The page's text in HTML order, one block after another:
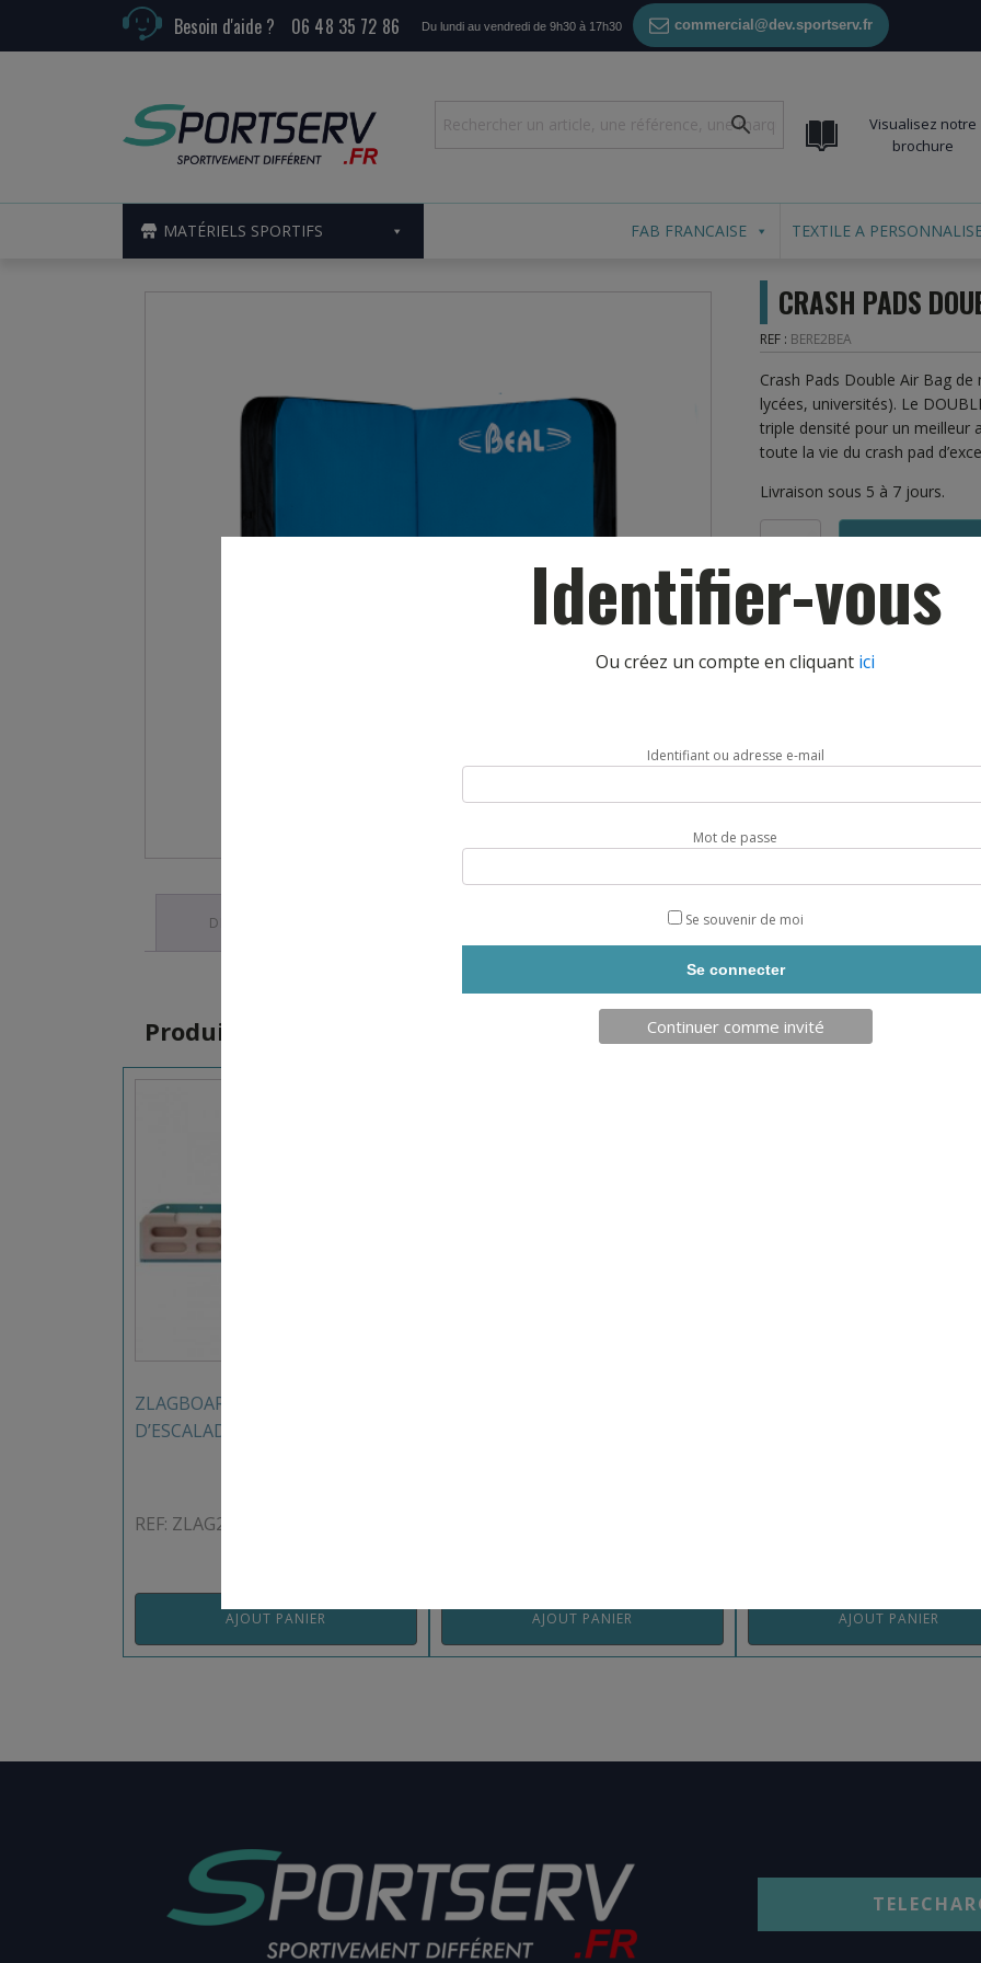
Besoin d'aide ? 06 48 35 72 86 Du lundi au vendredi de 9h30 à 17h30 commercial@dev.sportserv.fr
Visualisez notre
brochure
MATÉRIELS SPORTIFS FAB FRANCAISE TEXTILE A
CRASH PADS
REF : BERE2BEA
Crash Pads Double Air Bag
lycées, universités). Le
triple densité pour un meilleur
toute la vie du crash pad
Livraison sous 5 à 7 jours.
quantité
CRASH
PADS
DOUBLE
BAG
DESCRIPTION
Produits similaires
ZLAGBOARD PRO 2.0 POUTRE
D’ESCALADE
REF: ZLAG2
AJOUT PANIER AJOUT PANIER AJOUT PANIER
Identifier-vous
Ou créez un compte en cliquant ici
Identifiant ou adresse e-mail
Mot de passe
Se souvenir de moi
Continuer comme invité